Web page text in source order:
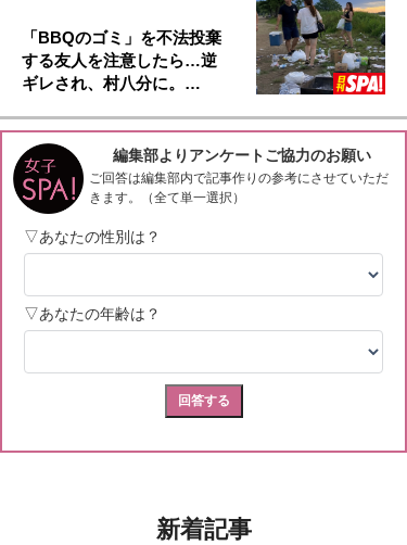
「BBQのゴミ」を不法投棄
する友人を注意したら…逆
ギレされ、村八分に。…
新着記事